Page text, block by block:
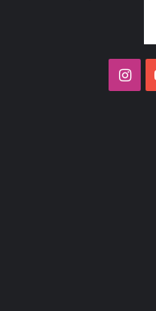
‫YouTubeانستقرام